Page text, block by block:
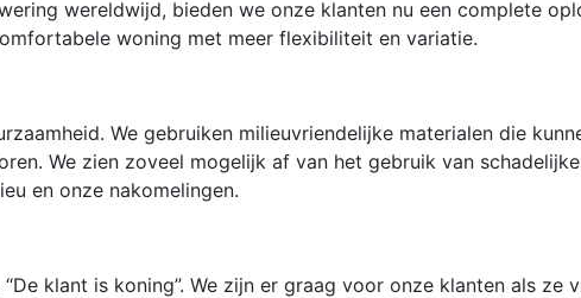
wereldwijd, bieden we onze klanten nu een complete
woning met meer flexibiliteit en variatie.
We gebruiken milieuvriendelijke materialen die
We zien zoveel mogelijk af van het gebruik van
en onze nakomelingen.
klant is koning”. We zijn er graag voor onze klanten als